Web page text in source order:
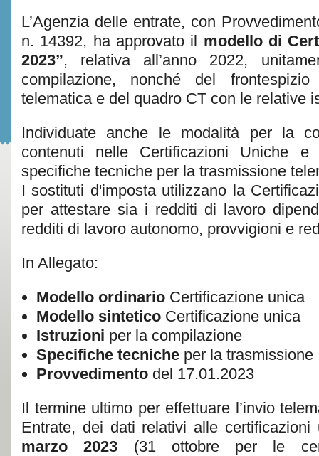
L’Agenzia delle entrate, con
n. 14392, ha approvato il modello di
2023”, relativa all’anno 2022,
compilazione, nonché del
telematica e del quadro CT con le relative
Individuate anche le modalità per la
contenuti nelle Certificazioni Uniche e
specifiche tecniche per la trasmissione
I sostituti d'imposta utilizzano la
per attestare sia i redditi di lavoro
redditi di lavoro autonomo, provvigioni e
In Allegato:
Modello ordinario Certificazione unica
Modello sintetico Certificazione unica
Istruzioni per la compilazione
Specifiche tecniche per la trasmissione
Provvedimento del 17.01.2023
Il termine ultimo per effettuare l’invio
Entrate, dei dati relativi alle
marzo 2023 (31 ottobre per le